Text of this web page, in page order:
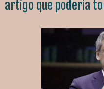
artigo que poderia